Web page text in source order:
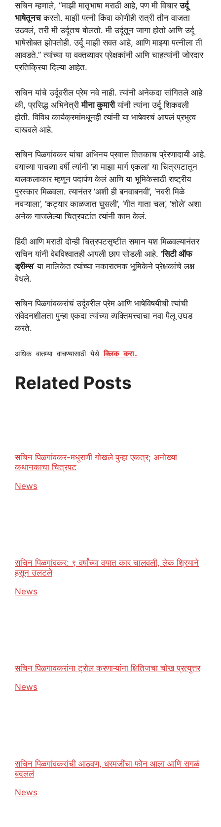
सचिन म्हणाले, “माझी मातृभाषा मराठी आहे, पण मी विचारउर्दू
भाषेतूनचकरतो. माझी पत्नी किंवा कोणीही रात्री तीन वाजता
उठवलं, तरी मी उर्दूतच बोलतो. मी उर्दूतून जागा होतो आणि उर्दू
भाषेसोबत झोपतोही. उर्दू माझी सवत आहे, आणि माझ्या पत्नीला ती
आवडते.” त्यांच्या या वक्तव्यावर प्रेक्षकांनी आणि चाहत्यांनी जोरदार
प्रतिक्रिया दिल्या आहेत.
सचिन यांचे उर्दूवरील प्रेम नवे नाही. त्यांनी अनेकदा सांगितले आहे
की, प्रसिद्ध अभिनेत्रीमीना कुमारीयांनी त्यांना उर्दू शिकवली
होती. विविध कार्यक्रमांमधूनही त्यांनी या भाषेवरचं आपलं प्रभुत्व
दाखवले आहे.
सचिन पिळगांवकर यांचा अभिनय प्रवास तितकाच प्रेरणादायी आहे.
वयाच्या पाचव्या वर्षी त्यांनी ‘हा माझा मार्ग एकला’ या चित्रपटातून
बालकलाकार म्हणून पदार्पण केलं आणि या भूमिकेसाठी राष्ट्रीय
पुरस्कार मिळवला. त्यानंतर ‘अशी ही बनवाबनवी’, ‘नवरी मिळे
नवऱ्याला’, ‘कट्यार काळजात घुसली’, ‘गीत गाता चल’, ‘शोले’ अशा
अनेक गाजलेल्या चित्रपटांत त्यांनी काम केलं.
हिंदी आणि मराठी दोन्ही चित्रपटसृष्टीत समान यश मिळवल्यानंतर
सचिन यांनी वेबविश्वातही आपली छाप सोडली आहे. ‘सिटी ऑफ
ड्रीम्स’ या मालिकेत त्यांच्या नकारात्मक भूमिकेने प्रेक्षकांचे लक्ष
वेधले.
सचिन पिळगांवकरांचं उर्दूवरील प्रेम आणि भाषेविषयीची त्यांची
संवेदनशीलता पुन्हा एकदा त्यांच्या व्यक्तिमत्त्वाचा नवा पैलू उघड
करते.
अधिक बातम्या वाचण्यासाठी येथेक्लिक करा.
Related Posts
सचिन पिळगांवकर-मधुराणी गोखले पुन्हा एकत्र; अनोख्या
कथानकाचा चित्रपट
In relation to
News
सचिन पिळगांवकर: ९ वर्षांच्या वयात कार चालवली, लेक श्रियाने
हसून उलटले
In relation to
News
सचिन पिळगावकरांना ट्रोल करणाऱ्यांना क्षितिजचा चोख प्रत्युत्तर
In relation to
News
सचिन पिळगांवकरांची आठवण, धरमजींचा फोन आला आणि सगळं
बदललं
In relation to
News